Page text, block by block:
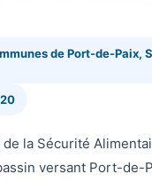
de Port-de-Paix,
la Sécurité
versant Port-de-